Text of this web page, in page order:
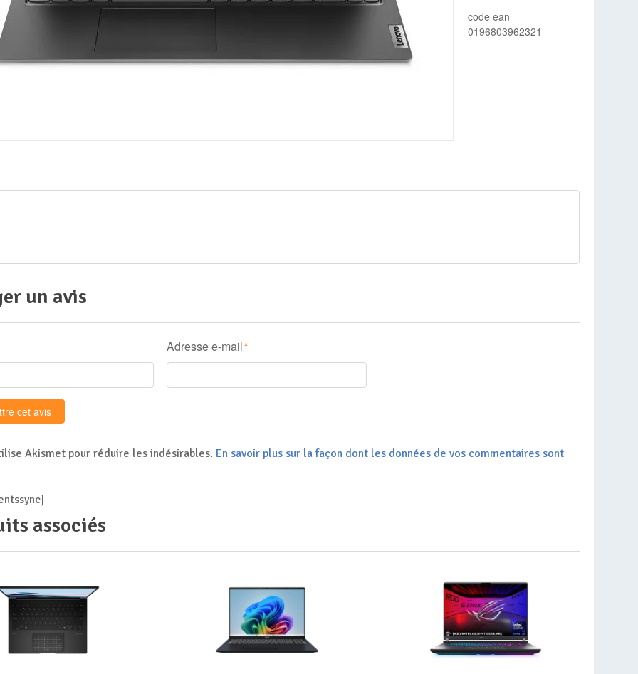
code ean
0196803962321
un avis
Adresse e-mail *
Akismet pour réduire les indésirables. En savoir plus sur la façon dont les données de vos commentaires sont
associés